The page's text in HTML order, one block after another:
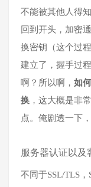
不能被其他人得
回到开头，加密
换密钥（这个过
建立了，握手过
啊？所以啊， 如
换 ，这大概是非
点。俺剧透一下
服务器认证以及
不同于SSL/TLS